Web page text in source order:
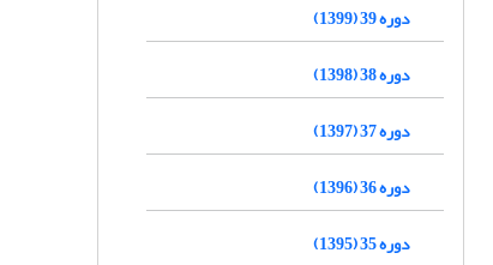
دوره 39 (1399)
دوره 38 (1398)
دوره 37 (1397)
دوره 36 (1396)
دوره 35 (1395)